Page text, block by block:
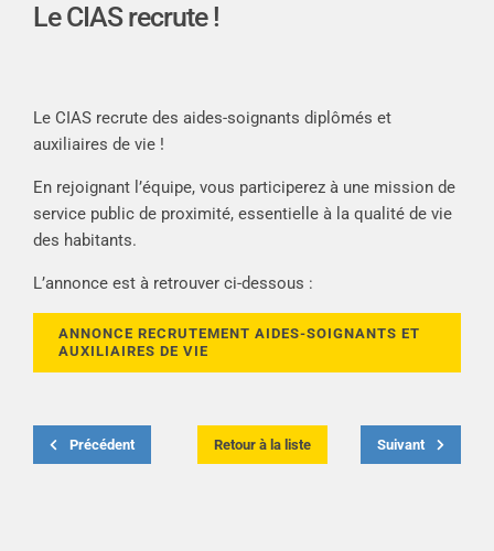
Le CIAS recrute !
Le CIAS recrute des aides-soignants diplômés et
auxiliaires de vie !
En rejoignant l’équipe, vous participerez à une mission de
service public de proximité, essentielle à la qualité de vie
des habitants.
L’annonce est à retrouver ci-dessous :
ANNONCE RECRUTEMENT AIDES-SOIGNANTS ET
AUXILIAIRES DE VIE
Précédent Retour à la liste Suivant